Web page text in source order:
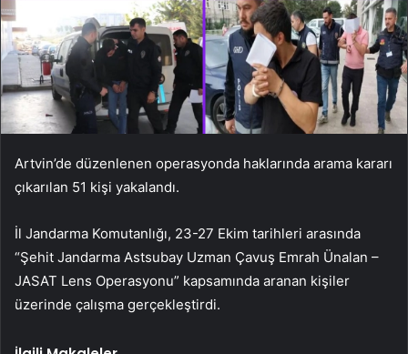
Artvin’de düzenlenen operasyonda haklarında arama kararı
çıkarılan 51 kişi yakalandı.
İl Jandarma Komutanlığı, 23-27 Ekim tarihleri ​​arasında
“Şehit Jandarma Astsubay Uzman Çavuş Emrah Ünalan –
JASAT Lens Operasyonu” kapsamında aranan kişiler
üzerinde çalışma gerçekleştirdi.